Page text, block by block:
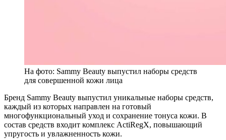
На фото: Sammy Beauty выпустил наборы средств
для совершенной кожи лица
Бренд Sammy Beauty выпустил уникальные наборы средств,
каждый из которых направлен на готовый
многофункциональный уход и сохранение тонуса кожи. В
состав средств входит комплекс ActiRegX, повышающий
упругость и увлажненность кожи.